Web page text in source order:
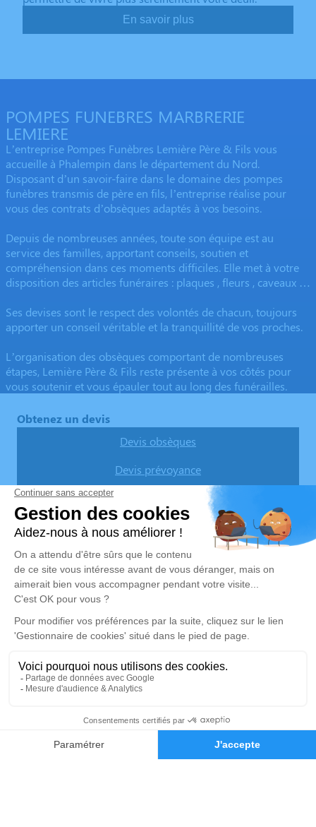
Demande de devis
En savoir plus
POMPES FUNEBRES MARBRERIE
LEMIERE
L’entreprise Pompes Funèbres Lemière Père & Fils vous
accueille à Phalempin dans le département du Nord.
Disposant d’un savoir-faire dans le domaine des pompes
funèbres transmis de père en fils, l’entreprise réalise pour
vous des contrats d’obsèques adaptés à vos besoins.
Depuis de nombreuses années, toute son équipe est au
service des familles, apportant conseils, soutien et
compréhension dans ces moments difficiles. Elle met à votre
disposition des articles funéraires : plaques , fleurs , caveaux …
Ses devises sont le respect des volontés de chacun, toujours
apporter un conseil véritable et la tranquillité de vos proches.
L’organisation des obsèques comportant de nombreuses
étapes, Lemière Père & Fils reste présente à vos côtés pour
vous soutenir et vous épauler tout au long des funérailles.
Obtenez un devis
Devis obsèques
Devis prévoyance
Nos agences
Pompes Funèbres Lemière
03 74 11 11 82
pflemiere@orange.fr
4.7/5 - 34 avis
03 67 80 47 72
pflemiere@orange.fr
Nos Services Liens utiles
Avis de décès